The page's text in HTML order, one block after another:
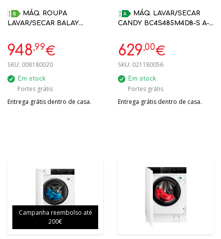
LAVAR/SECAR BALAY
ENCASTRE | 5 ANOS
GARANTIA - ARTIGO
EXPOSIÇÃO
948,99€
SKU: 008180020
Em stock
Portes grátis
Entrega grátis dentro de casa.
CANDY BC4S485M4D8-S A-
BLUETOOTH - ENCASTRE -
31801158
629,00€
SKU: 021180056
Em stock
Portes grátis
Entrega grátis dentro de casa.
Campanha reembolso até
200€